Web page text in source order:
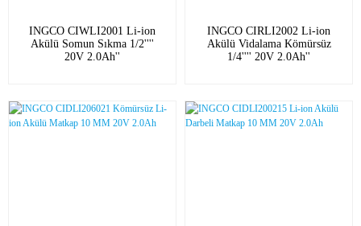
INGCO CIWLI2001 Li-ion
Akülü Somun Sıkma 1/2''''
20V 2.0Ah''
INGCO CIRLI2002 Li-ion
Akülü Vidalama Kömürsüz
1/4'''' 20V 2.0Ah''